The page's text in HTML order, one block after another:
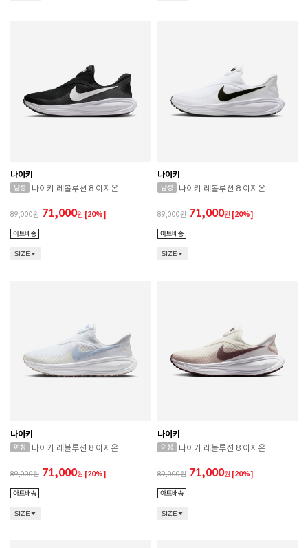
나이키
나이키 레볼루션 8 이지온
89,000 71,000원 [20%]
SIZE
나이키
나이키 레볼루션 8 이지온
89,000 71,000원 [20%]
SIZE
나이키
나이키 레볼루션 8 이지온
89,000 71,000원 [20%]
SIZE
나이키
나이키 레볼루션 8 이지온
89,000 71,000원 [20%]
SIZE